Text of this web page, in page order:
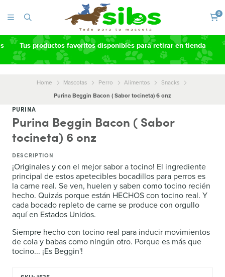
0
Tus productos favoritos disponibles para retirar en tienda
Home Mascotas Perro Alimentos
Snacks
Purina Beggin Bacon ( Sabor tocineta) 6 onz
PURINA
Purina Beggin Bacon ( Sabor
tocineta) 6 onz
DESCRIPTION
¡Originales y con el mejor sabor a tocino! El ingrediente
principal de estos apetecibles bocadillos para perros es
la carne real. Se ven, huelen y saben como tocino recién
hecho. Quizás porque están HECHOS con tocino real. Y
cada bocado repleto de carne se produce con orgullo
aquí en Estados Unidos.
Siempre hecho con tocino real para inducir movimientos
de cola y babas como ningún otro. Porque es más que
tocino... ¡Es Beggin'!